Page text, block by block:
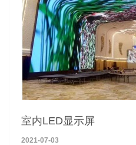
室内LED显示屏
2021-07-03